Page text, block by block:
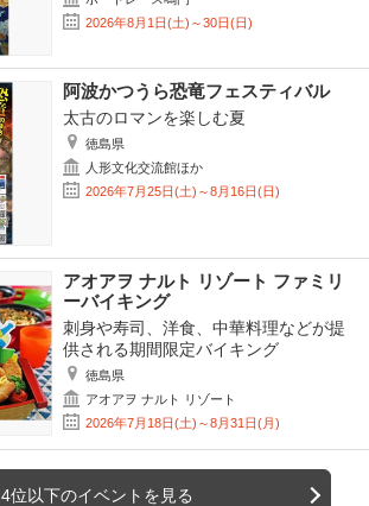
2026年8月1日(土)～30日(日)
阿波かつうら恐竜フェスティバル
太古のロマンを楽しむ夏
徳島県
人形文化交流館ほか
2026年7月25日(土)～8月16日(日)
アオアヲ ナルト リゾート ファミリ
ーバイキング
刺身や寿司、洋食、中華料理などが提
供される期間限定バイキング
徳島県
アオアヲ ナルト リゾート
2026年7月18日(土)～8月31日(月)
4位以下のイベントを見る